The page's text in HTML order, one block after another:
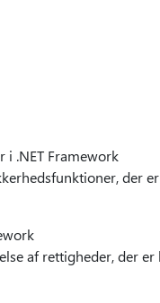
.NET Framework
der
af rettigheder, der er